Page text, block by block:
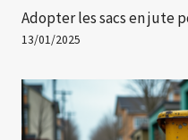
Adopter les sacs en jute
13/01/2025